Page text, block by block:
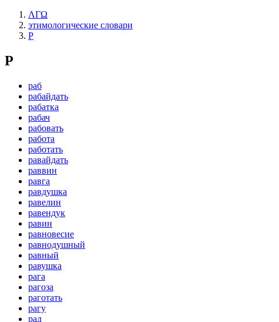
ΛΓΩ
этимологические словари
Р
Р
раб
рабайдать
рабатка
рабач
рабовать
работа
работать
равайдать
раввин
равга
равдушка
равелин
равендук
равин
равновесие
равнодушный
равный
равушка
рага
рагоза
раготать
рагу
рад